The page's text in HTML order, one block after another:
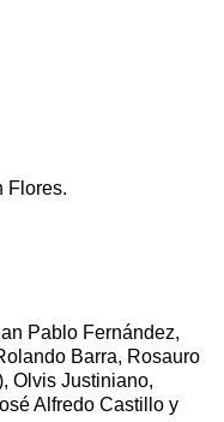
Flores.
Pablo Fernández,
Barra, Rosauro
Olvis Justiniano,
Alfredo Castillo y